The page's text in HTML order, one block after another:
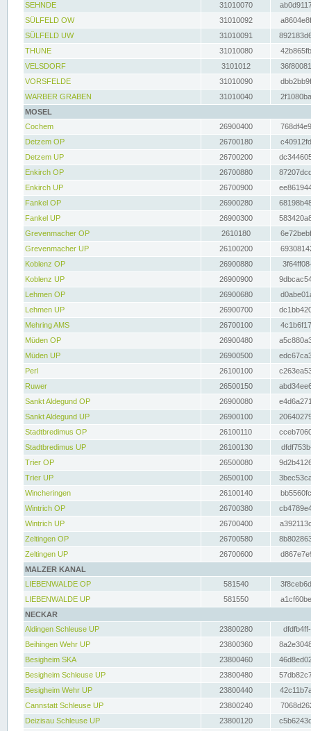
SEHNDE
31010070
SÜLFELD OW
31010092
SÜLFELD UW
31010091
THUNE
31010080
VELSDORF
3101012
VORSFELDE
31010090
WARBER GRABEN
31010040
MOSEL
Cochem
26900400
Detzem OP
26700180
Detzem UP
26700200
Enkirch OP
26700880
Enkirch UP
26700900
Fankel OP
26900280
Fankel UP
26900300
Grevenmacher OP
2610180
Grevenmacher UP
26100200
Koblenz OP
26900880
Koblenz UP
26900900
Lehmen OP
26900680
Lehmen UP
26900700
Mehring AMS
26700100
Müden OP
26900480
Müden UP
26900500
Perl
26100100
Ruwer
26500150
Sankt Aldegund OP
26900080
Sankt Aldegund UP
26900100
Stadtbredimus OP
26100110
Stadtbredimus UP
26100130
Trier OP
26500080
Trier UP
26500100
Wincheringen
26100140
Wintrich OP
26700380
Wintrich UP
26700400
Zeltingen OP
26700580
Zeltingen UP
26700600
MALZER KANAL
LIEBENWALDE OP
581540
LIEBENWALDE UP
581550
NECKAR
Aldingen Schleuse UP
23800280
Beihingen Wehr UP
23800360
Besigheim SKA
23800460
Besigheim Schleuse UP
23800480
Besigheim Wehr UP
23800440
Cannstatt Schleuse UP
23800240
Deizisau Schleuse UP
23800120